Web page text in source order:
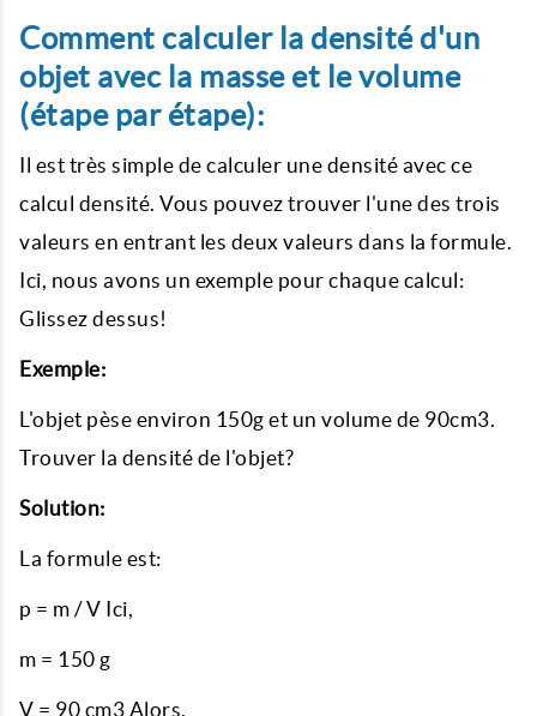
Comment calculer la densité d'un
objet avec la masse et le volume
(étape par étape):
Il est très simple de calculer une densité avec ce
calcul densité. Vous pouvez trouver l'une des trois
valeurs en entrant les deux valeurs dans la formule.
Ici, nous avons un exemple pour chaque calcul:
Glissez dessus!
Exemple:
L'objet pèse environ 150g et un volume de 90cm3.
Trouver la densité de l'objet?
Solution:
La formule est:
p = m / V Ici,
m = 150 g
V = 90 cm3 Alors,